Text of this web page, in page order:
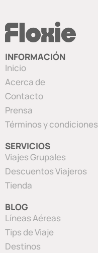
INFORMACIÓN
Inicio
Acerca de
Contacto
Prensa
Términos y condiciones
SERVICIOS
Viajes Grupales
Descuentos Viajeros
Tienda
BLOG
Líneas Aéreas
Tips de Viaje
Destinos